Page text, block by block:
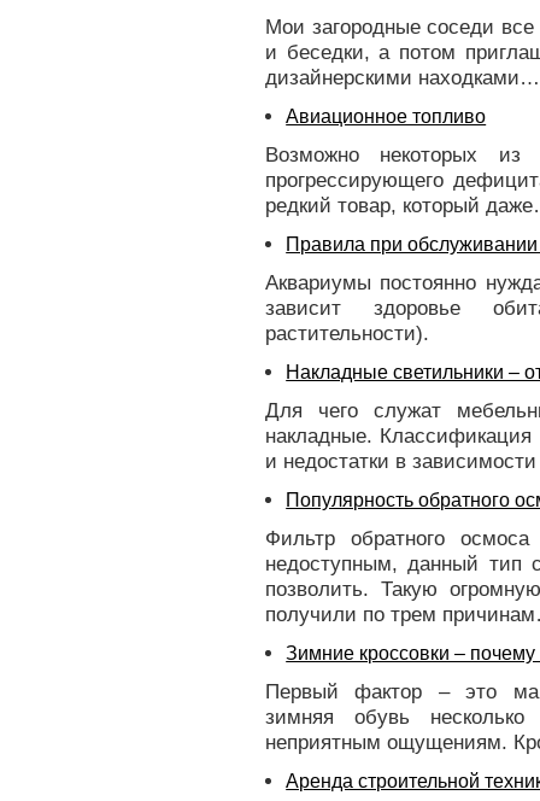
Мои загородные соседи все
и беседки, а потом
дизайнерскими находками…
Авиационное топливо
Возможно некоторых
прогрессирующего
редкий товар, который
Правила при
Аквариумы постоянно
зависит здоровье
растительности).
Накладные светильники –
Для чего служат
накладные.
и недостатки в
Популярность обратного
Фильтр обратного
недоступным, данный тип
позволить. Такую
получили по трем
Зимние кроссовки –
Первый фактор – это
зимняя обувь
неприятным ощущениям.
Аренда строительной